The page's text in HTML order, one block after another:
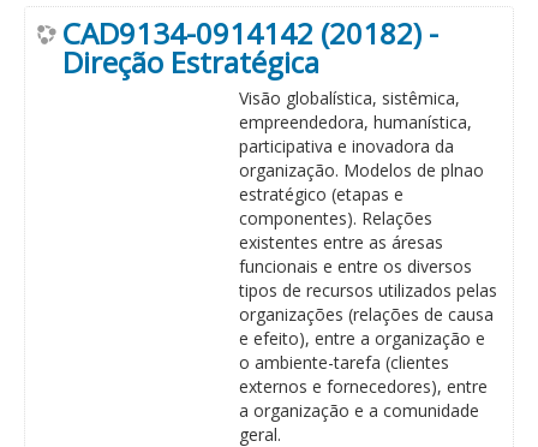
CAD9134-0914142 (20182) -
Direção Estratégica
Visão globalística, sistêmica,
empreendedora, humanística,
participativa e inovadora da
organização. Modelos de plnao
estratégico (etapas e
componentes). Relações
existentes entre as áresas
funcionais e entre os diversos
tipos de recursos utilizados pelas
organizações (relações de causa
e efeito), entre a organização e
o ambiente-tarefa (clientes
externos e fornecedores), entre
a organização e a comunidade
geral.